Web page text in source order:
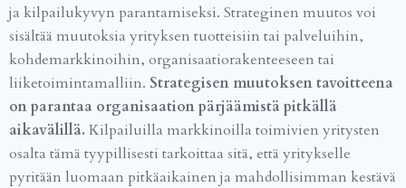
ja kilpailukyvyn parantamiseksi. Strateginen muutos voi
sisältää muutoksia yrityksen tuotteisiin tai palveluihin,
kohdemarkkinoihin, organisaatiorakenteeseen tai
liiketoimintamalliin. Strategisen muutoksen tavoitteena
on parantaa organisaation pärjäämistä pitkällä
aikavälillä. Kilpailuilla markkinoilla toimivien yritysten
osalta tämä tyypillisesti tarkoittaa sitä, että yritykselle
pyritään luomaan pitkäaikainen ja mahdollisimman kestävä